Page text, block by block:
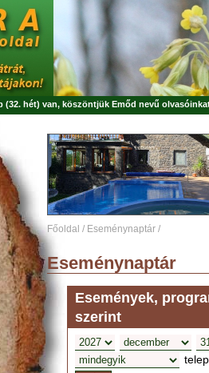
(32. hét) van, köszöntjük Emőd nevű
Főoldal / Eseménynaptár /
Eseménynaptár
Események,
szerint